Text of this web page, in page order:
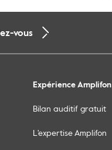
vous
Expérience Amplifon
Bilan auditif gratuit
L'expertise Amplifon